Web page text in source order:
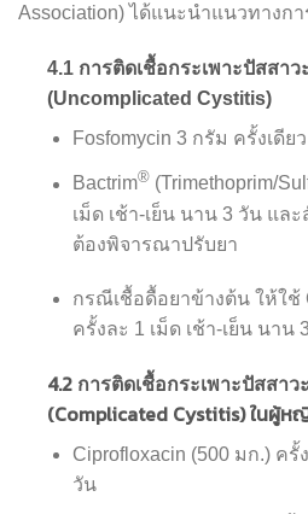
Association) ได้แนะนำแนวทางก
4.1 การติดเชื้อกระเพาะปัสสา
(Uncomplicated Cystitis)
Fosfomycin 3 กรัม ครั้งเดียว
Bactrim®(Trimethoprim/
เม็ด เช้า-เย็น นาน 3 วัน แล
ต้องพิจารณาปรับยา
กรณีเชื้อดื้อยาข้างต้น ให้ใช้
ครั้งละ 1 เม็ด เช้า-เย็น นาน
4.2 การติดเชื้อกระเพาะปัสสา
(Complicated Cystitis) ในผู้ห
Ciprofloxacin (500 มก.) ครั้
วัน